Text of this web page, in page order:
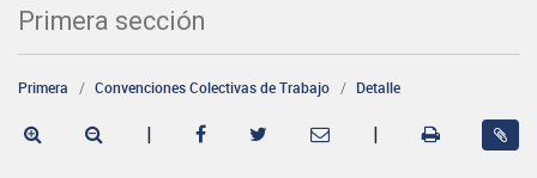
Primera sección
Primera Convenciones Colectivas de Trabajo Detalle
| |